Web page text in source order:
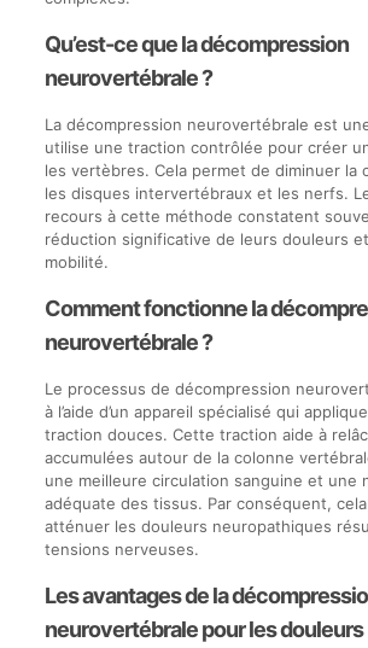
Qu’est-ce que la décompression
neurovertébrale ?
La décompression neurovertébrale est
utilise une traction contrôlée pour créer
les vertèbres. Cela permet de diminuer la
les disques intervertébraux et les nerfs.
recours à cette méthode constatent
réduction significative de leurs douleurs
mobilité.
Comment fonctionne la
neurovertébrale ?
Le processus de décompression
à l’aide d’un appareil spécialisé qui
traction douces. Cette traction aide à
accumulées autour de la colonne
une meilleure circulation sanguine et une
adéquate des tissus. Par conséquent,
atténuer les douleurs neuropathiques
tensions nerveuses.
Les avantages de la
neurovertébrale pour les douleurs